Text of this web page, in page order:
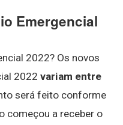
Emergencial
2022? Os novos
2022 variam entre
será feito conforme
começou a receber o